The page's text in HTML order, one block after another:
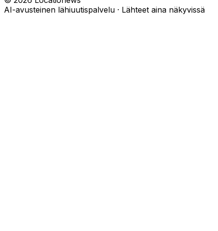
AI-avusteinen lähiuutispalvelu · Lähteet aina näkyvissä